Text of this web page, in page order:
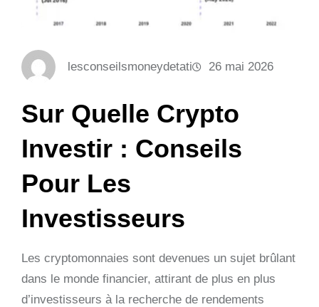
lesconseilsmoneydetati 26 mai 2026
Sur Quelle Crypto
Investir : Conseils
Pour Les
Investisseurs
Les cryptomonnaies sont devenues un sujet brûlant
dans le monde financier, attirant de plus en plus
d’investisseurs à la recherche de rendements